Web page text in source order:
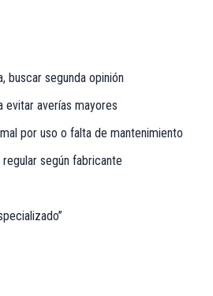
buscar segunda opinión
evitar averías mayores
por uso o falta de mantenimiento
según fabricante
”